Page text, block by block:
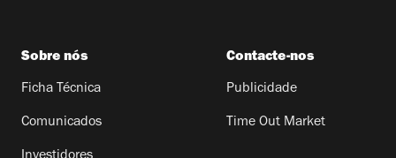
Sobre nós
Ficha Técnica
Comunicados
Contacte-nos
Publicidade
Time Out Market